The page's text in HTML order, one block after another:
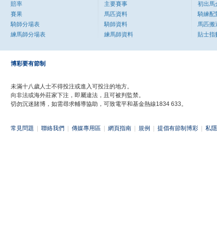
賠率
賽果
騎師分場表
練馬師分場表
主要賽事
馬匹資料
騎師資料
練馬師資料
初出馬
騎練配
馬匹搬
貼士指
博彩要有節制
未滿十八歲人士不得投注或進入可投注的地方。
向非法或海外莊家下注，即屬違法，且可被判監禁。
切勿沉迷賭博，如需尋求輔導協助，可致電平和基金熱線1834 633。
常見問題 聯絡我們 傳媒專用區 網頁指南 規例 提倡有節制博彩 私